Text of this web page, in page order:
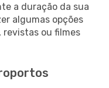
a duração da sua
algumas opções
ou filmes